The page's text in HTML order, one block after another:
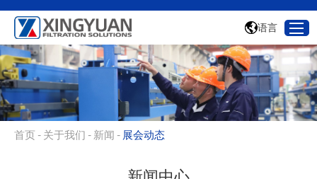
语言
首页 - 关于我们 - 新闻 - 展会动态